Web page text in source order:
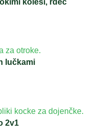
kolesi, rdeč
lučkami
2v1